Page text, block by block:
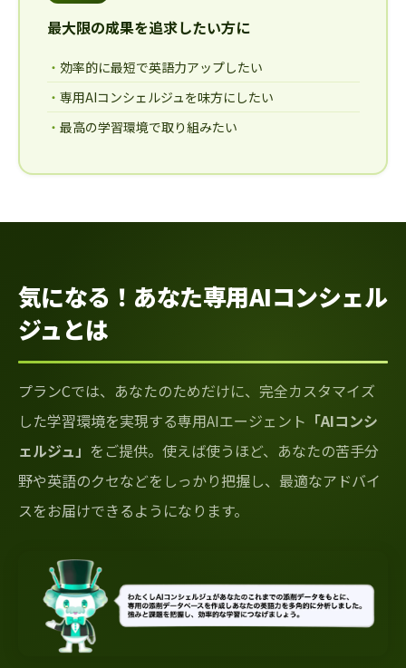
最大限の成果を追求したい方に
効率的に最短で英語力アップしたい
専用AIコンシェルジュを味方にしたい
最高の学習環境で取り組みたい
気になる！あなた専用AIコンシェル
ジュとは
プランCでは、あなたのためだけに、完全カスタマイズ
した学習環境を実現する専用AIエージェント 「AIコンシ
ェルジュ」 をご提供。使えば使うほど、あなたの苦手分
野や英語のクセなどをしっかり把握し、最適なアドバイ
スをお届けできるようになります。